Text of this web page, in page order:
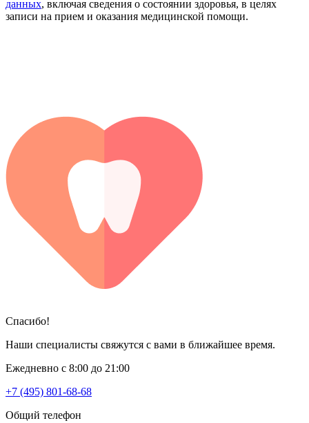
данных, включая сведения о состоянии здоровья, в целях
записи на прием и оказания медицинской помощи.
Спасибо!
Наши специалисты свяжутся с вами в ближайшее время.
Ежедневно с 8:00 до 21:00
+7 (495) 801-68-68
Общий телефон